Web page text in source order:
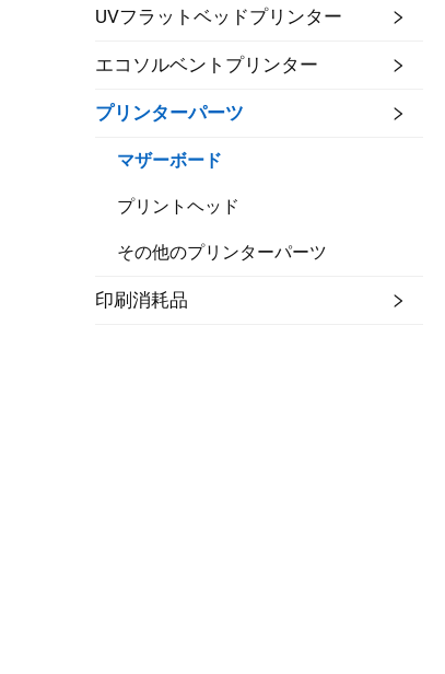
UVフラットベッドプリンター
エコソルベントプリンター
プリンターパーツ
マザーボード
プリントヘッド
その他のプリンターパーツ
印刷消耗品